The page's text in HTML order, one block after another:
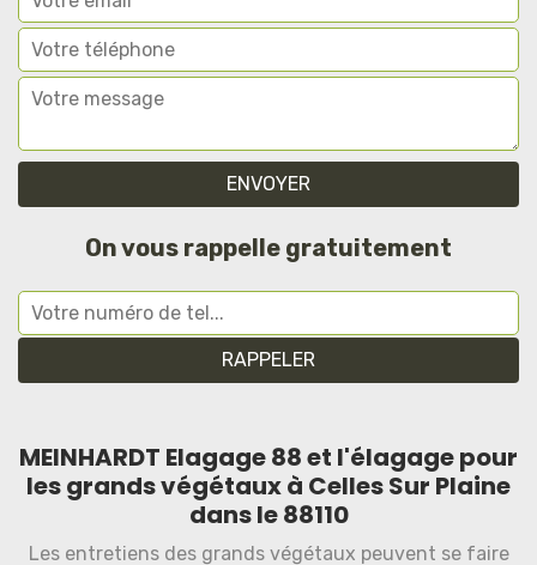
On vous rappelle gratuitement
MEINHARDT Elagage 88 et l'élagage pour
les grands végétaux à Celles Sur Plaine
dans le 88110
Les entretiens des grands végétaux peuvent se faire